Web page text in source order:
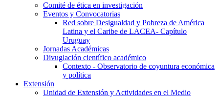
Comité de ética en investigación
Eventos y Convocatorias
Red sobre Desigualdad y Pobreza de América
Latina y el Caribe de LACEA- Capítulo
Uruguay
Jornadas Académicas
Divuglación científico académico
Contexto - Observatorio de coyuntura económica
y política
Extensión
Unidad de Extensión y Actividades en el Medio